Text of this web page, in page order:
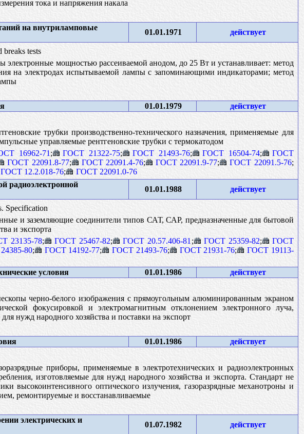
тока и напряжения накала
на внутриламповые
01.01.1971 действует
tests
электронные мощностью рассеиваемой анодом, до 25 Вт и устанавливает: метод
на электродах испытываемой лампы с запоминающими индикаторами; метод
01.01.1979
действует
трубки производственно-технического назначения, применяемые для
управляемые рентгеновские трубки с термокатодом
16962-71 ; ГОСТ 21322-75; ГОСТ 21493-76; ГОСТ 16504-74;
ГОСТ
ГОСТ 22091.8-77; ГОСТ 22091.4-76; ГОСТ 22091.9-77; ГОСТ 22091.5-76;
ГОСТ 12.2.018-76;
ГОСТ 22091.0-76
радиоэлектронной
01.01.1988 действует
Specification
и заземляющие соединители типов САТ, САР, предназначенные для бытовой
и экспорта
23135-78; ГОСТ 25467-82; ГОСТ 20.57.406-81 ; ГОСТ 25359-82;
ГОСТ
80; ГОСТ 14192-77; ГОСТ 21493-76; ГОСТ 21931-76;
ГОСТ 19113-
условия 01.01.1986
действует
черно-белого изображения с прямоугольным алюминированным экраном
фокусировкой и электромагнитным отклонением электронного луча,
нужд народного хозяйства и поставки на экспорт
01.01.1986
действует
приборы, применяемые в электротехнических и радиоэлектронных
изготовляемые для нужд народного хозяйства и экспорта. Стандарт не
высокоинтенсивного оптического излучения, газоразрядные механотроны и
ремонтируемые и восстанавливаемые
электрических и
01.07.1982 действует